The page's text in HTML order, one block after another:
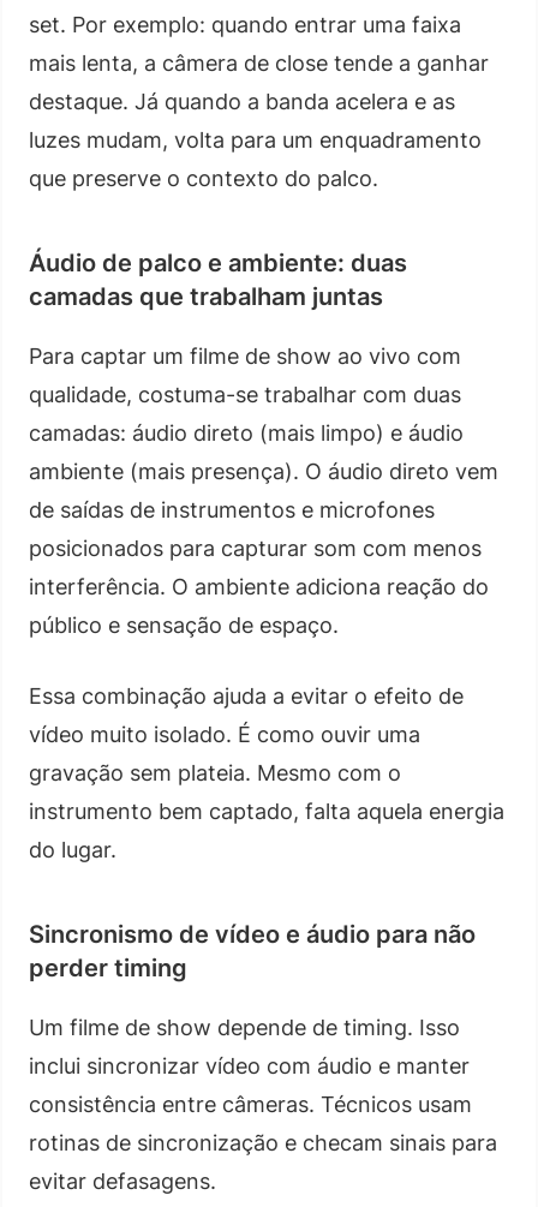
set. Por exemplo: quando entrar uma faixa
mais lenta, a câmera de close tende a ganhar
destaque. Já quando a banda acelera e as
luzes mudam, volta para um enquadramento
que preserve o contexto do palco.
Áudio de palco e ambiente: duas
camadas que trabalham juntas
Para captar um filme de show ao vivo com
qualidade, costuma-se trabalhar com duas
camadas: áudio direto (mais limpo) e áudio
ambiente (mais presença). O áudio direto vem
de saídas de instrumentos e microfones
posicionados para capturar som com menos
interferência. O ambiente adiciona reação do
público e sensação de espaço.
Essa combinação ajuda a evitar o efeito de
vídeo muito isolado. É como ouvir uma
gravação sem plateia. Mesmo com o
instrumento bem captado, falta aquela energia
do lugar.
Sincronismo de vídeo e áudio para não
perder timing
Um filme de show depende de timing. Isso
inclui sincronizar vídeo com áudio e manter
consistência entre câmeras. Técnicos usam
rotinas de sincronização e checam sinais para
evitar defasagens.